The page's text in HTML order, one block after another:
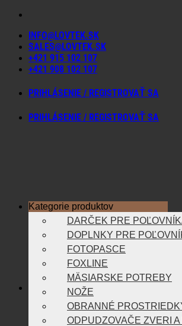
Skip
contentINFO@LOVTEK.SK
SALES@LOVTEK.SK
+421 915 102 107
+421 908 102 107
PRIHLÁSENIE / REGISTROVAŤ SA
PRIHLÁSENIE / REGISTROVAŤ SA
Kategorie produktov
DARČEK PRE
DOPLNKY PRE
FOTOPASCE
FOXLINE
MÄSIARSKE POTREBY
NOŽE
OBRANNÉ
ODPUDZOVAČE ZVERI A